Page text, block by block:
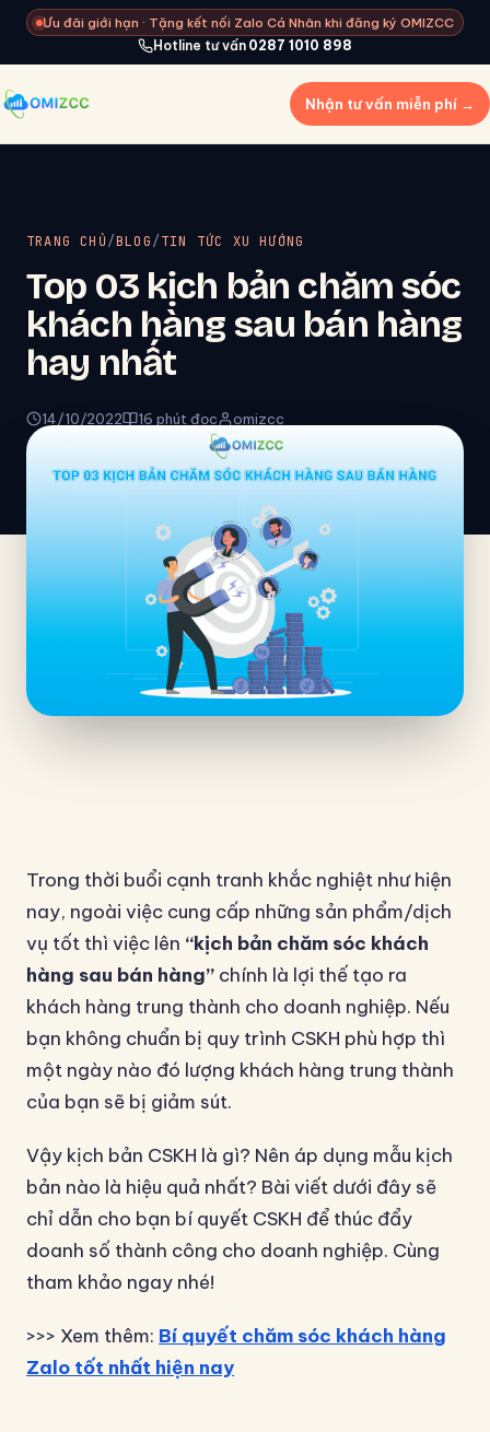
Ưu đãi giới hạn · Tặng kết nối Zalo Cá Nhân khi đăng ký OMIZCC
Hotline tư vấn 0287 1010 898
Nhận tư vấn miễn phí →
TRANG CHỦ/BLOG/TIN TỨC XU HƯỚNG
Top 03 kịch bản chăm sóc
khách hàng sau bán hàng
hay nhất
14/10/2022 16 phút đọc omizcc
Trong thời buổi cạnh tranh khắc nghiệt như hiện
nay, ngoài việc cung cấp những sản phẩm/dịch
vụ tốt thì việc lên “kịch bản chăm sóc khách
hàng sau bán hàng” chính là lợi thế tạo ra
khách hàng trung thành cho doanh nghiệp. Nếu
bạn không chuẩn bị quy trình CSKH phù hợp thì
một ngày nào đó lượng khách hàng trung thành
của bạn sẽ bị giảm sút.
Vậy kịch bản CSKH là gì? Nên áp dụng mẫu kịch
bản nào là hiệu quả nhất? Bài viết dưới đây sẽ
chỉ dẫn cho bạn bí quyết CSKH để thúc đẩy
doanh số thành công cho doanh nghiệp. Cùng
tham khảo ngay nhé!
>>> Xem thêm: Bí quyết chăm sóc khách hàng
Zalo tốt nhất hiện nay